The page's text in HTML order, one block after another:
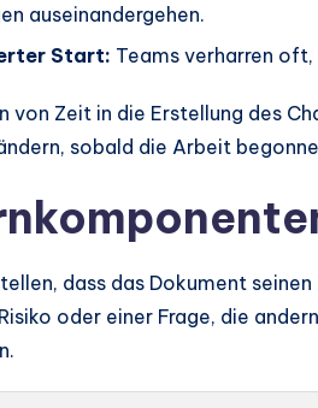
auseinandergehen.
Start: Teams verharren
von Zeit in die Erstellung des
sobald die Arbeit
dass das Dokument
oder einer Frage, die